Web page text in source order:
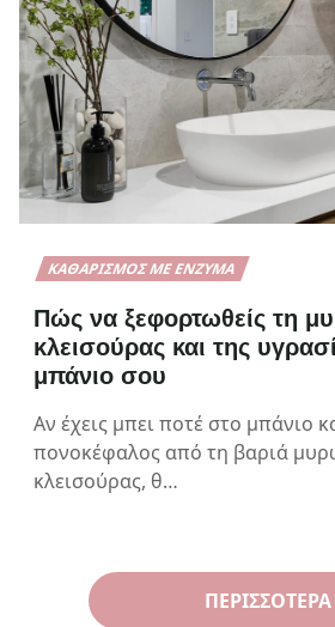
ΚΑΘΑΡΙΣΜΌΣ ΜΕ ΈΝΖΥΜΑ
Πώς να ξεφορτωθείς τη
κλεισούρας και της
μπάνιο σου
Αν έχεις μπει ποτέ στο μπάνιο
πονοκέφαλος από τη βαριά
κλεισούρας, θ…
ΠΕΡΙΣΣΌΤΕΡΑ